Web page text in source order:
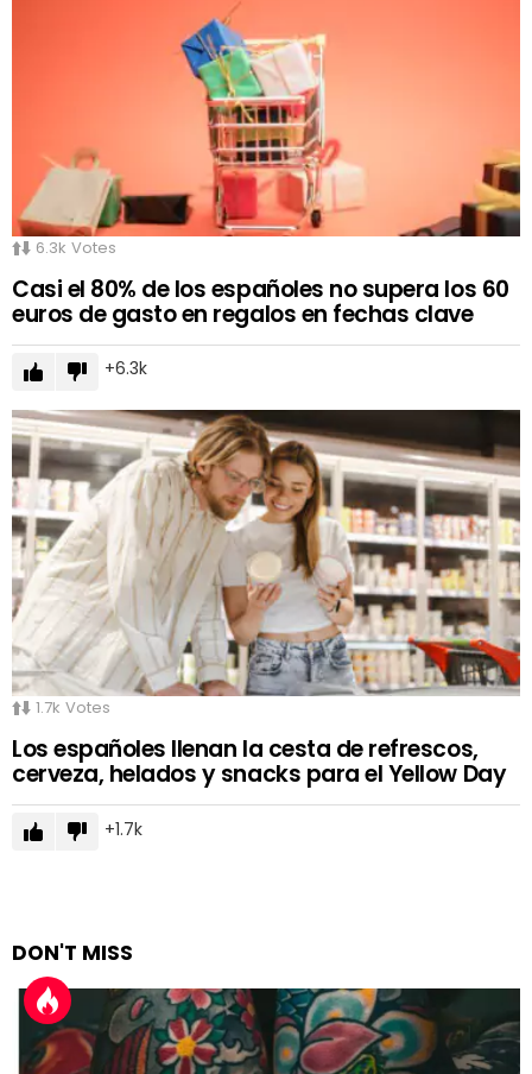
6.3k Votes
Casi el 80% de los españoles no supera los 60
euros de gasto en regalos en fechas clave
6.3k
1.7k Votes
Los españoles llenan la cesta de refrescos,
cerveza, helados y snacks para el Yellow Day
1.7k
DON'T MISS